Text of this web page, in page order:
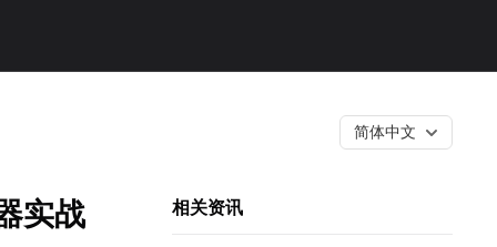
简体中文
实战 相关资讯